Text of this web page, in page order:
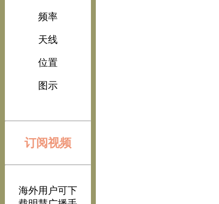
频率
天线
位置
图示
订阅视频
海外用户可下